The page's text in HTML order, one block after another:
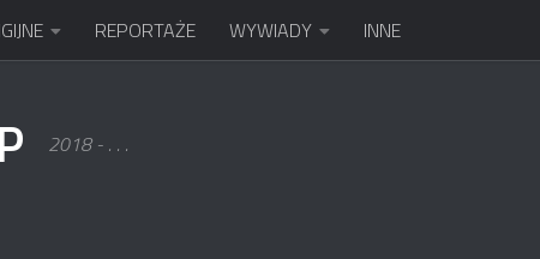
REPORTAŻE WYWIADY INNE
2018 - . . .